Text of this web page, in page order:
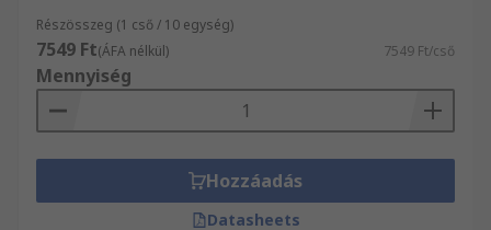
Részösszeg (1 cső / 10 egység)
7549 Ft(ÁFA nélkül) 7549 Ft/cső
Mennyiség
Hozzáadás
Datasheets